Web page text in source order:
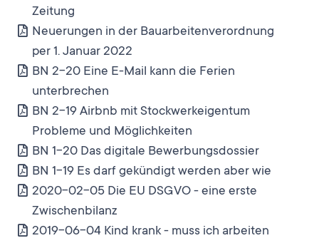
Zeitung
Neuerungen in der Bauarbeitenverordnung
per 1. Januar 2022
BN 2-20 Eine E-Mail kann die Ferien
unterbrechen
BN 2-19 Airbnb mit Stockwerkeigentum
Probleme und Möglichkeiten
BN 1-20 Das digitale Bewerbungsdossier
BN 1-19 Es darf gekündigt werden aber wie
2020-02-05 Die EU DSGVO - eine erste
Zwischenbilanz
2019-06-04 Kind krank - muss ich arbeiten